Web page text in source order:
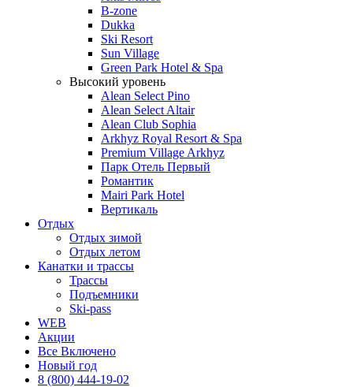
B-zone
Dukka
Ski Resort
Sun Village
Green Park Hotel & Spa
Высокий уровень
Alean Select Pino
Alean Select Altair
Alean Club Sophia
Arkhyz Royal Resort & Spa
Premium Village Arkhyz
Парк Отель Первый
Романтик
Mairi Park Hotel
Вертикаль
Отдых
Отдых зимой
Отдых летом
Канатки и трассы
Трассы
Подъемники
Ski-pass
WEB
Акции
Все Включено
Новый год
8 (800) 444-19-02